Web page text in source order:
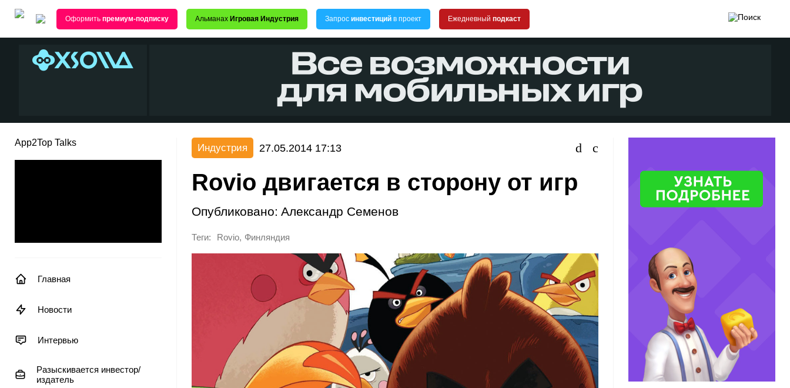
Оформить премиум-подписку Альманах Игровая Индустрия Запрос инвестиций в проект Ежедневный подкаст
App2Top Talks
Главная
Новости
Интервью
Разыскивается инвестор/
издатель
Индустрия 27.05.2014 17:13
Rovio двигается в сторону от игр
Опубликовано: Александр Семенов
Теги: Rovio, Финляндия